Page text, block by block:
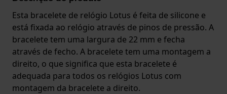
Esta bracelete de relógio Lotus é feita de silicone e
está fixada ao relógio através de pinos de pressão. A
bracelete tem uma largura de 22 mm e fecha
através de fecho. A bracelete tem uma montagem a
direito, o que significa que esta bracelete é
adequada para todos os relógios Lotus com
montagem da bracelete a direito.